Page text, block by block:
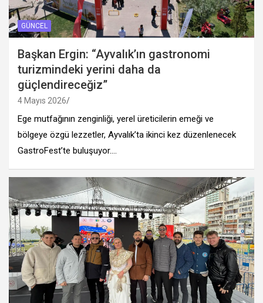
GÜNCEL
Başkan Ergin: “Ayvalık’ın gastronomi
turizmindeki yerini daha da
güçlendireceğiz”
4 Mayıs 2026
Ege mutfağının zenginliği, yerel üreticilerin emeği ve
bölgeye özgü lezzetler, Ayvalık’ta ikinci kez düzenlenecek
GastroFest’te buluşuyor.…